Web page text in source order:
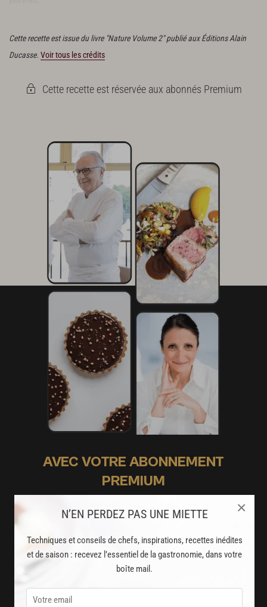
N’EN PERDEZ PAS UNE MIETTE
Techniques et conseils de chefs, inspirations, recettes inédites
et de saison : recevez l’essentiel de la gastronomie, dans votre
boîte mail.
×
Cette recette est issue du livre "Nature Volume 2" publié aux Éditions Alain
Ducasse. Voir tous les crédits
Cette recette est réservée aux abonnés Premium
AVEC VOTRE ABONNEMENT
PREMIUM
8000recettes exclusives
partagées par vos chefs préférés
et techniques de cuisine et pâtisserie